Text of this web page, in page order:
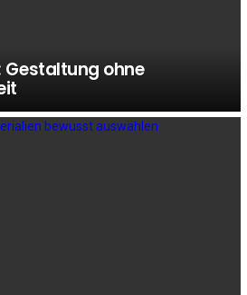
Gestaltung ohne